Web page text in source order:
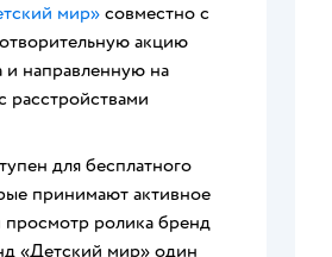
мир» совместно с
акцию
направленную на
для бесплатного
принимают активное
просмотр ролика бренд
«Детский мир» один